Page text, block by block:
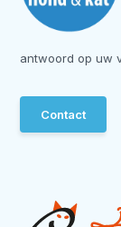
antwoord op uw
Contact